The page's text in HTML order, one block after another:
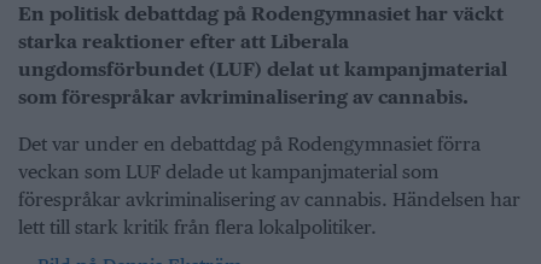
En politisk debattdag på Rodengymnasiet har väckt
starka reaktioner efter att Liberala
ungdomsförbundet (LUF) delat ut kampanjmaterial
som förespråkar avkriminalisering av cannabis.
Det var under en debattdag på Rodengymnasiet förra
veckan som LUF delade ut kampanjmaterial som
förespråkar avkriminalisering av cannabis. Händelsen har
lett till stark kritik från flera lokalpolitiker.